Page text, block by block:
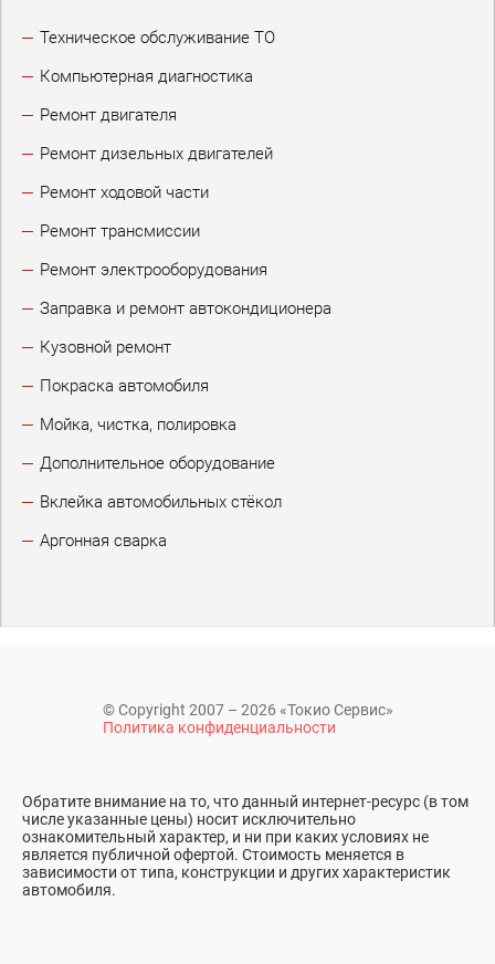
Техническое обслуживание ТО
Компьютерная диагностика
Ремонт двигателя
Ремонт дизельных двигателей
Ремонт ходовой части
Ремонт трансмиссии
Ремонт электрооборудования
Заправка и ремонт автокондиционера
Кузовной ремонт
Покраска автомобиля
Мойка, чистка, полировка
Дополнительное оборудование
Вклейка автомобильных стёкол
Аргонная сварка
© Copyright 2007 – 2026 «Токио Сервис»
Политика конфиденциальности
Обратите внимание на то, что данный интернет-ресурс (в том
числе указанные цены) носит исключительно
ознакомительный характер, и ни при каких условиях не
является публичной офертой. Стоимость меняется в
зависимости от типа, конструкции и других характеристик
автомобиля.